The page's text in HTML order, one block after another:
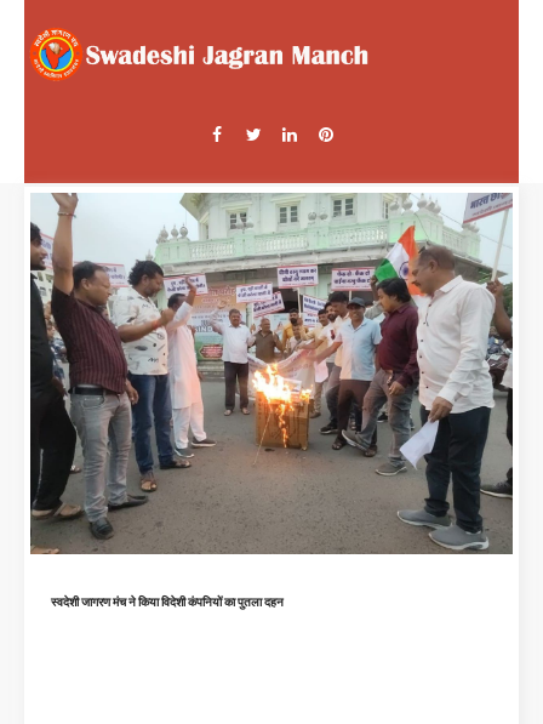
स्वदेशी जागरण मंच ने किया विदेशी कंपनियों का पुतला दहन